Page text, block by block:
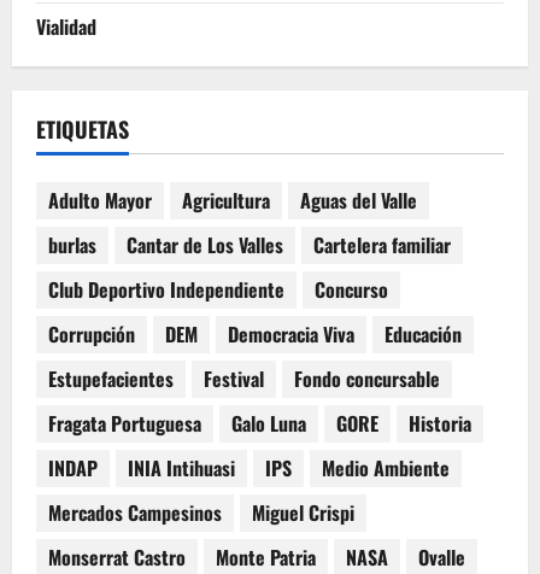
Vialidad
ETIQUETAS
Adulto Mayor Agricultura
Aguas del Valle
burlas
Cantar de Los Valles
Cartelera familiar
Club Deportivo Independiente
Concurso
Corrupción
DEM Democracia Viva
Educación
Estupefacientes
Festival
Fondo concursable
Fragata Portuguesa
Galo Luna GORE
Historia
INDAP
INIA Intihuasi IPS
Medio Ambiente
Mercados Campesinos
Miguel Crispi
Monserrat Castro
Monte Patria NASA
Ovalle